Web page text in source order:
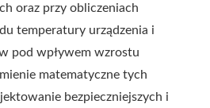
oraz przy obliczeniach
temperatury urządzenia i
pod wpływem wzrostu
matematyczne tych
bezpieczniejszych i